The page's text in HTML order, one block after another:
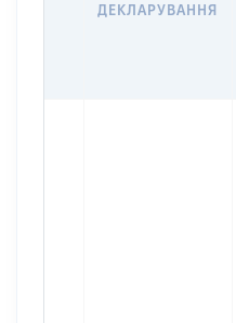
ДЕКЛАРУВАННЯ